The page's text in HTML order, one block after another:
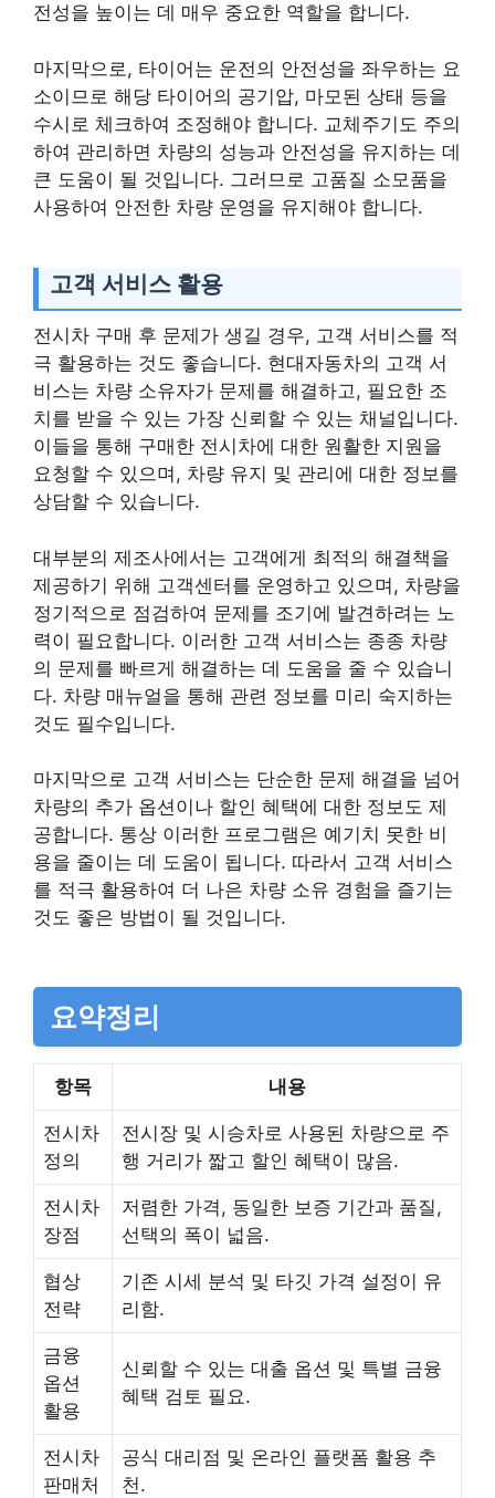
전성을 높이는 데 매우 중요한 역할을 합니다.
마지막으로, 타이어는 운전의 안전성을 좌우하는 요
소이므로 해당 타이어의 공기압, 마모된 상태 등을
수시로 체크하여 조정해야 합니다. 교체주기도 주의
하여 관리하면 차량의 성능과 안전성을 유지하는 데
큰 도움이 될 것입니다. 그러므로 고품질 소모품을
사용하여 안전한 차량 운영을 유지해야 합니다.
고객 서비스 활용
전시차 구매 후 문제가 생길 경우, 고객 서비스를 적
극 활용하는 것도 좋습니다. 현대자동차의 고객 서
비스는 차량 소유자가 문제를 해결하고, 필요한 조
치를 받을 수 있는 가장 신뢰할 수 있는 채널입니다.
이들을 통해 구매한 전시차에 대한 원활한 지원을
요청할 수 있으며, 차량 유지 및 관리에 대한 정보를
상담할 수 있습니다.
대부분의 제조사에서는 고객에게 최적의 해결책을
제공하기 위해 고객센터를 운영하고 있으며, 차량을
정기적으로 점검하여 문제를 조기에 발견하려는 노
력이 필요합니다. 이러한 고객 서비스는 종종 차량
의 문제를 빠르게 해결하는 데 도움을 줄 수 있습니
다. 차량 매뉴얼을 통해 관련 정보를 미리 숙지하는
것도 필수입니다.
마지막으로 고객 서비스는 단순한 문제 해결을 넘어
차량의 추가 옵션이나 할인 혜택에 대한 정보도 제
공합니다. 통상 이러한 프로그램은 예기치 못한 비
용을 줄이는 데 도움이 됩니다. 따라서 고객 서비스
를 적극 활용하여 더 나은 차량 소유 경험을 즐기는
것도 좋은 방법이 될 것입니다.
요약정리
항목 내용
전시차
정의
전시장 및 시승차로 사용된 차량으로 주
행 거리가 짧고 할인 혜택이 많음.
전시차
장점
저렴한 가격, 동일한 보증 기간과 품질,
선택의 폭이 넓음.
협상
전략
기존 시세 분석 및 타깃 가격 설정이 유
리함.
금융
옵션
활용
신뢰할 수 있는 대출 옵션 및 특별 금융
혜택 검토 필요.
전시차
판매처
공식 대리점 및 온라인 플랫폼 활용 추
천.